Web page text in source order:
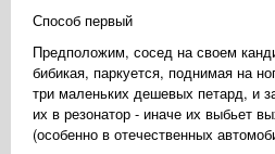
Способ первый
Предположим, сосед на своем
бибикая, паркуется, поднимая на
три маленьких дешевых петард, и
их в резонатор - иначе их выбьет
(особенно в отечественных